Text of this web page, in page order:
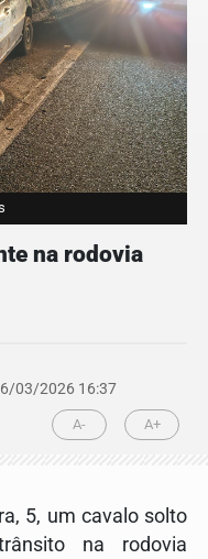
na rodovia
03/2026 16:37
A- A+
5, um cavalo solto
na rodovia